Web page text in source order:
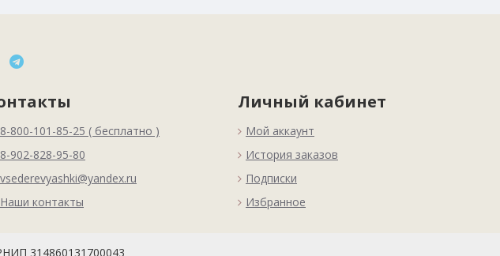
8-800-101-85-25 ( бесплатно )
8-902-828-95-80
vsederevyashki@yandex.ru
Наши контакты
Личный кабинет
Мой аккаунт
История заказов
Подписки
Избранное
314860131700043